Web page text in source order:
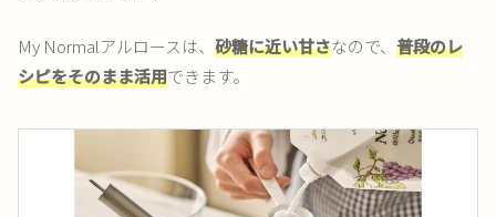
My Normalアルロースは、 砂糖に近い甘さなので、 普段のレ
シピをそのまま活用できます。